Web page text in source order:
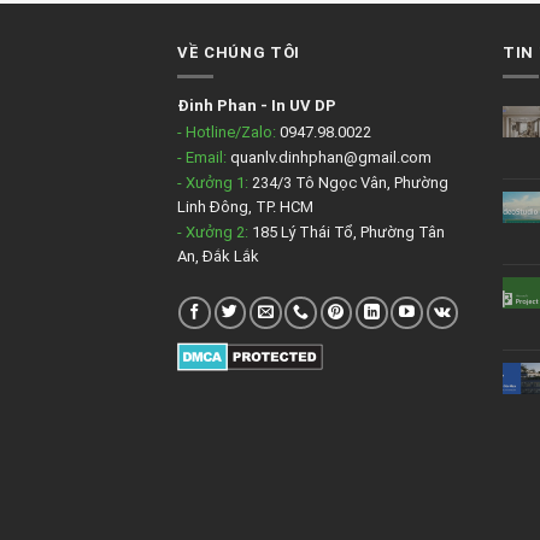
VỀ CHÚNG TÔI
Đinh Phan - In UV DP
- Hotline/Zalo: 0947.98.0022
- Email: quanlv.dinhphan@gmail.com
- Xưởng 1: 234/3 Tô Ngọc Vân, Phường
Linh Đông, TP. HCM
- Xưởng 2: 185 Lý Thái Tổ, Phường Tân
An, Đắk Lắk
TIN